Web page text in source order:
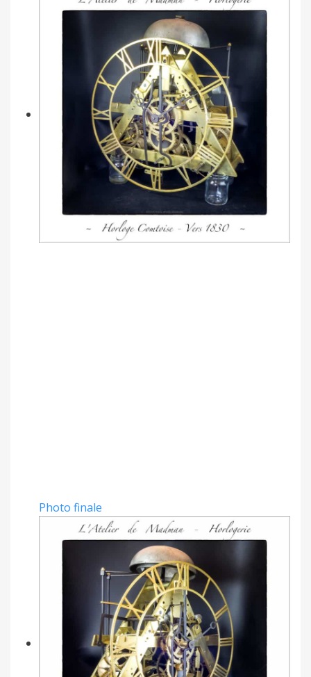
Photo finale